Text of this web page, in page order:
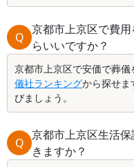
Q
京都市上京区で費
らいいですか？
京都市上京区で安価で葬儀
儀社ランキングから探せま
びましょう。
Q
京都市上京区生活
きますか？